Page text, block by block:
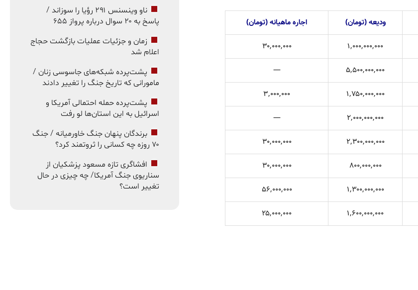
ودیعه (تومان)
اجاره ماهیانه (تومان)
۱,۰۰۰,۰۰۰,۰۰۰
۳۰,۰۰۰,۰۰۰
۵,۵۰۰,۰۰۰,۰۰۰
—
۱,۷۵۰,۰۰۰,۰۰۰
۳,۰۰۰,۰۰۰
۲,۰۰۰,۰۰۰,۰۰۰
—
۲,۳۰۰,۰۰۰,۰۰۰
۳۰,۰۰۰,۰۰۰
۸۰۰,۰۰۰,۰۰۰
۳۰,۰۰۰,۰۰۰
۱,۳۰۰,۰۰۰,۰۰۰
۵۶,۰۰۰,۰۰۰
۱,۶۰۰,۰۰۰,۰۰۰ ۲۵,۰۰۰,۰۰۰
ناو وینسنس ۲۹۱ رؤیا را سوزاند /
پاسخ به ۲۰ سوال درباره پرواز ۶۵۵
زمان و جزئیات عملیات بازگشت حجاج
اعلام شد
پشت‌پرده شبکه‌های جاسوسی زنان /
مامورانی که تاریخ جنگ را تغییر دادند
پشت‌پرده حمله احتمالی آمریکا و
اسرائیل به این استان‌ها لو رفت
برندگان پنهان جنگ خاورمیانه / جنگ
۷۰ روزه چه کسانی را ثروتمند کرد؟
افشاگری تازه مسعود پزشکیان از
سناریوی جنگ آمریکا/ چه چیزی در حال
تغییر است؟